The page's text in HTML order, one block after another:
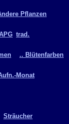
Pflanzen
trad.
.. Blütenfarben
Monat
Sträucher